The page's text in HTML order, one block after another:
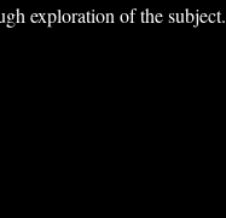
exploration of the